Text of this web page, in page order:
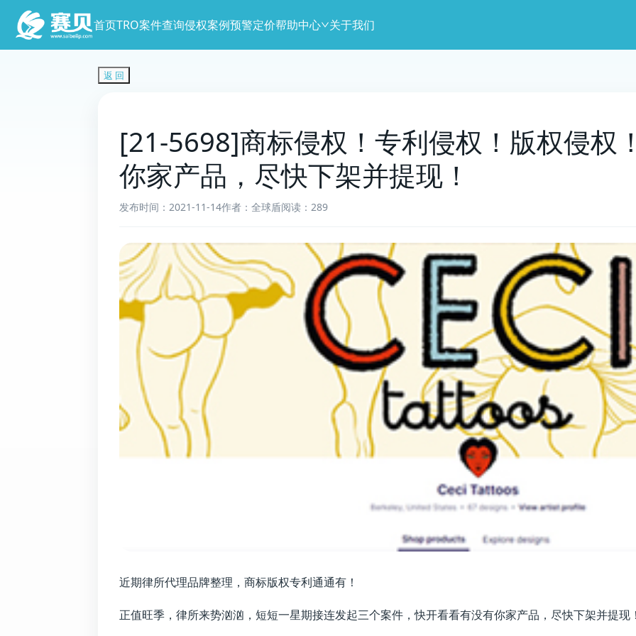
首页TRO案件查询侵权案例预警定价帮助中心 关于我们
返 回
[21-5698]商标侵权！专利侵权！版权侵权
你家产品，尽快下架并提现！
发布时间：2021-11-14作者：全球盾阅读：289
近期律所代理品牌整理，商标版权专利通通有！
正值旺季，律所来势汹汹，短短一星期接连发起三个案件，快开看看有没有你家产品，尽快下架并提现